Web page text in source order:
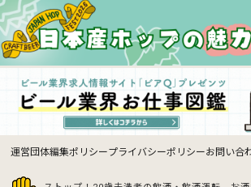
運営団体編集ポリシープライバシーポリシーお問い合